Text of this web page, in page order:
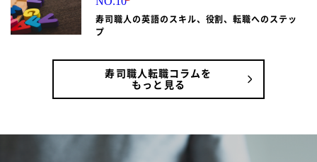
寿司職人の英語のスキル、役割、転職へのステッ
プ
寿司職人転職コラムを
もっと見る